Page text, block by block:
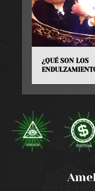
¿QUÉ SON LOS